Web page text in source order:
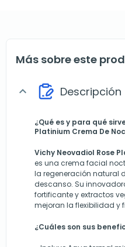
Más sobre este
expand_more Descripción
¿Qué es y para qué
Platinium Crema De
Vichy Neovadiol Rose
es una crema facial
la regeneración natural
descanso. Su
fortificante y extractos
mejoran la flexibilidad y
¿Cuáles son sus